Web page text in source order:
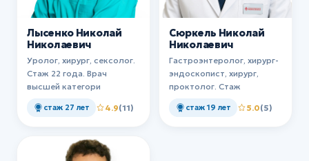
Лысенко Николай
Николаевич
Уролог, хирург, сексолог.
Стаж 22 года. Врач
высшей категори
стаж 27 лет 4.9(11)
Сюркель Николай
Николаевич
Гастроэнтеролог, хирург-
эндоскопист, хирург,
проктолог. Стаж
стаж 19 лет 5.0(5)